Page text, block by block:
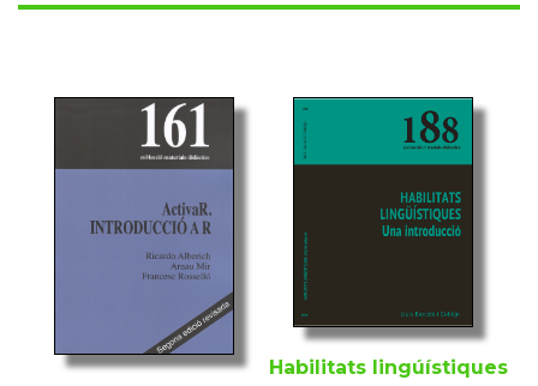
Habilitats lingúístiques